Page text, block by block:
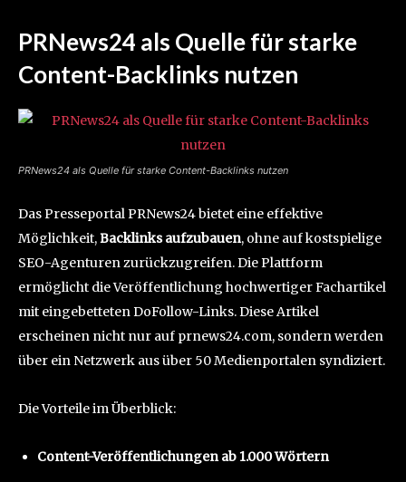
PRNews24 als Quelle für starke
Content-Backlinks nutzen
PRNews24 als Quelle für starke Content-Backlinks nutzen
Das Presseportal PRNews24 bietet eine effektive
Möglichkeit,Backlinks aufzubauen, ohne auf kostspielige
SEO-Agenturen zurückzugreifen. Die Plattform
ermöglicht die Veröffentlichung hochwertiger Fachartikel
mit eingebetteten DoFollow-Links. Diese Artikel
erscheinen nicht nur auf prnews24.com, sondern werden
über ein Netzwerk aus über 50 Medienportalen syndiziert.
Die Vorteile im Überblick:
Content-Veröffentlichungen ab 1.000 Wörtern